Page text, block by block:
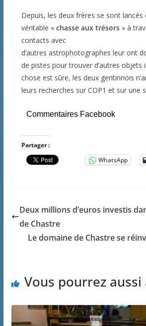
Depuis, les deux frères se sont lancés
véritable « chasse aux trésors» à
contacts avec
d’autres astrophotographes leur ont
de pistes pour trouver d’autres objets
chose est sûre, les deux gentinnois
leurs recherches sur COP1 et sur une
Commentaires Facebook
Partager :
WhatsApp
Deux millions d’euros investis
de Chastre
Le domaine de Chastre se
Vous pourrez